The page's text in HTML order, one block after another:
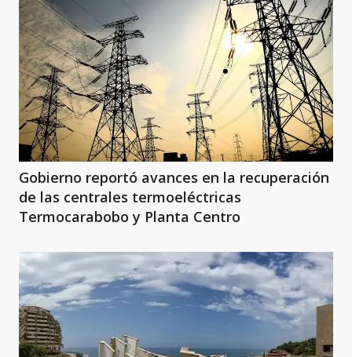
Gobierno reportó avances en la recuperación
de las centrales termoeléctricas
Termocarabobo y Planta Centro